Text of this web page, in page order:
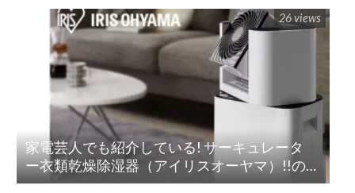
家電芸人でも紹介している! サーキュレータ
ー衣類乾燥除湿器（アイリスオーヤマ）!!の
紹介
26 views